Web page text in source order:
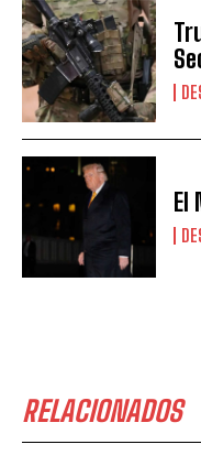
El
RELACIONADOS